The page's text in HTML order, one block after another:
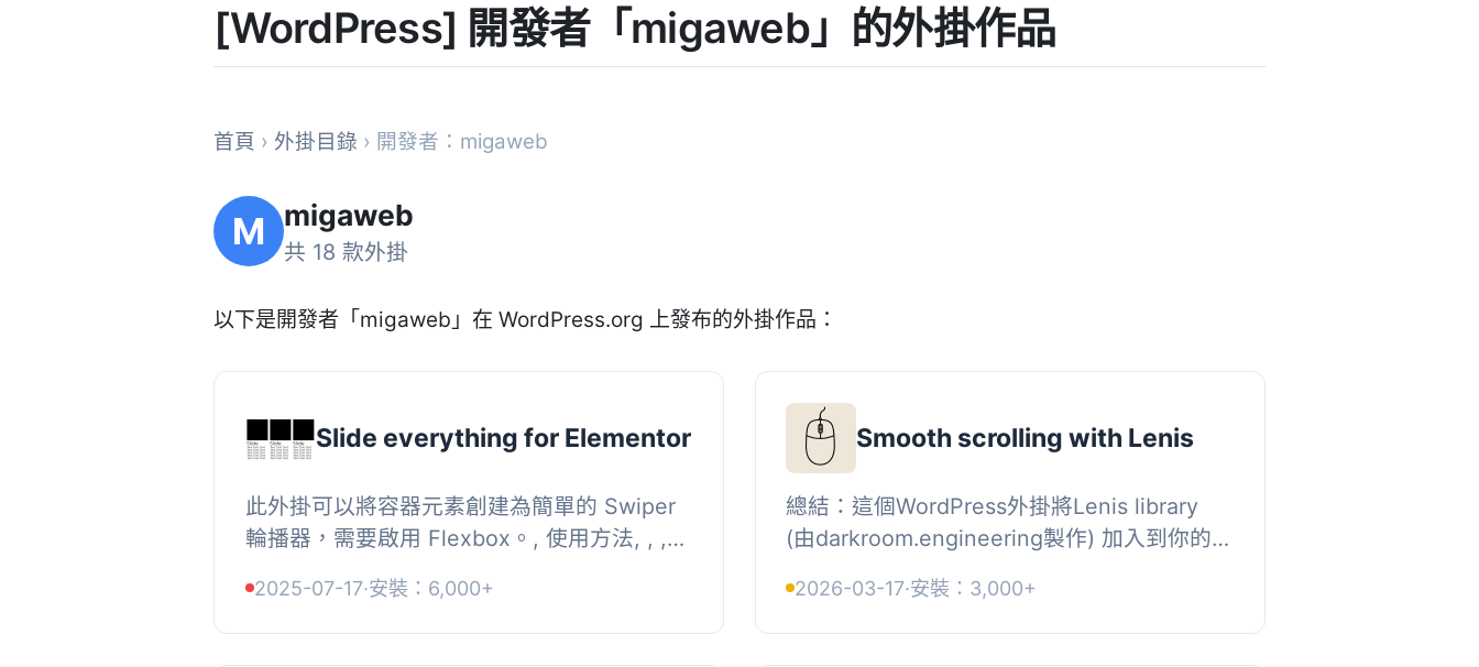
[WordPress] 開發者「migaweb」的外掛作品
首頁 › 外掛目錄 › 開發者：migaweb
M migaweb
共 18 款外掛
以下是開發者「migaweb」在 WordPress.org 上發布的外掛作品：
Slide everything for Elementor
此外掛可以將容器元素創建為簡單的 Swiper
輪播器，需要啟用 Flexbox。, 使用方法, , ,
添加多個子容器（即幻燈片...
2025-07-17·安裝：6,000+
Smooth scrolling with Lenis
總結：這個WordPress外掛將Lenis library
(由darkroom.engineering製作) 加入到你的
你的頁面。, , 問題與答案：, 1...
2026-03-17·安裝：3,000+